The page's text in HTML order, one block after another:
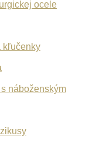
ocele
kľučenky
náboženským